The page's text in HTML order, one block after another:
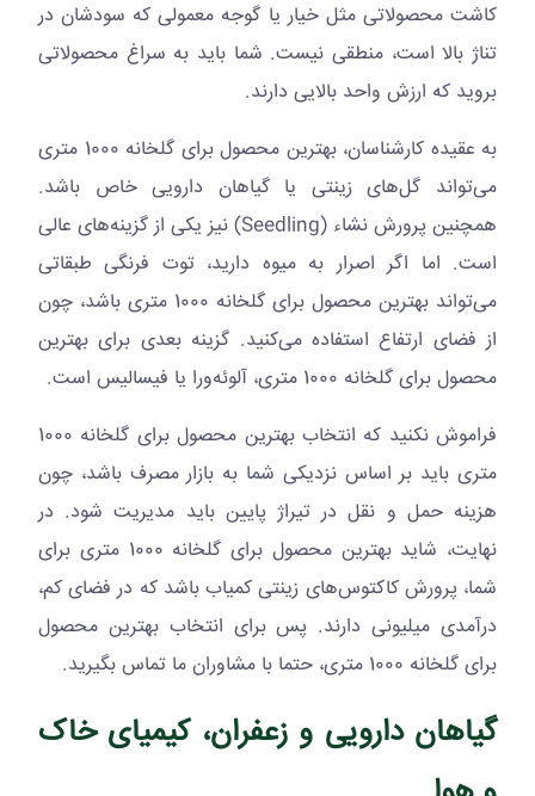
کاشت محصولاتی مثل خیار یا گوجه معمولی که سودشان در
تناژ بالا است، منطقی نیست. شما باید به سراغ محصولاتی
بروید که ارزش واحد بالایی دارند.
به عقیده کارشناسان، بهترین محصول برای گلخانه 1000 متری
می‌تواند گل‌های زینتی یا گیاهان دارویی خاص باشد.
همچنین پرورش نشاء (Seedling) نیز یکی از گزینه‌های عالی
است. اما اگر اصرار به میوه دارید، توت فرنگی طبقاتی
می‌تواند بهترین محصول برای گلخانه 1000 متری باشد، چون
از فضای ارتفاع استفاده می‌کنید. گزینه بعدی برای بهترین
محصول برای گلخانه 1000 متری، آلوئه‌ورا یا فیسالیس است.
فراموش نکنید که انتخاب بهترین محصول برای گلخانه 1000
متری باید بر اساس نزدیکی شما به بازار مصرف باشد، چون
هزینه حمل و نقل در تیراژ پایین باید مدیریت شود. در
نهایت، شاید بهترین محصول برای گلخانه 1000 متری برای
شما، پرورش کاکتوس‌های زینتی کمیاب باشد که در فضای کم،
درآمدی میلیونی دارند. پس برای انتخاب بهترین محصول
برای گلخانه 1000 متری، حتما با مشاوران ما تماس بگیرید.
گیاهان دارویی و زعفران، کیمیای خاک